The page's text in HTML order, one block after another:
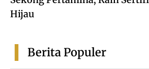
Hijau
Berita Populer